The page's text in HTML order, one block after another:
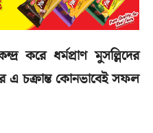
করে ধর্মপ্রাণ মুসল্লিদের
এ চক্রান্ত কোনভাবেই সফল